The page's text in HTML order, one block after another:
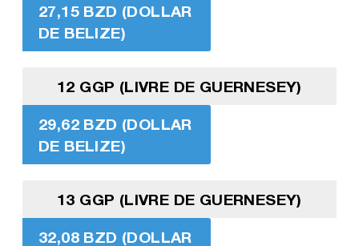
27,15 BZD (DOLLAR
DE BELIZE)
12 GGP (LIVRE DE GUERNESEY)
29,62 BZD (DOLLAR
DE BELIZE)
13 GGP (LIVRE DE GUERNESEY)
32,08 BZD (DOLLAR